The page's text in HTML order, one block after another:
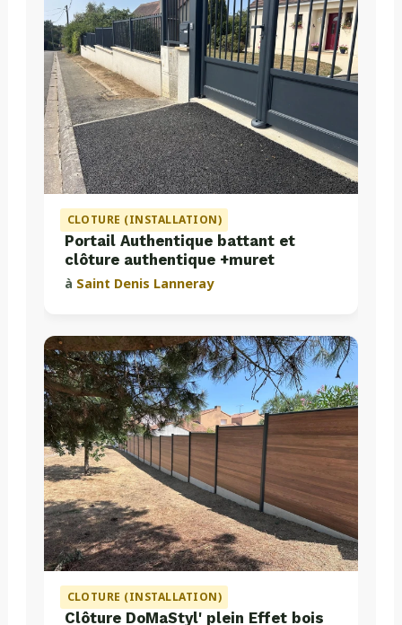
CLOTURE (INSTALLATION)
Portail Authentique battant et
clôture authentique +muret
à Saint Denis Lanneray
CLOTURE (INSTALLATION)
Clôture DoMaStyl' plein Effet bois